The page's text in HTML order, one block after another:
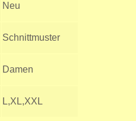
Neu
Schnittmuster
Damen
L,XL,XXL